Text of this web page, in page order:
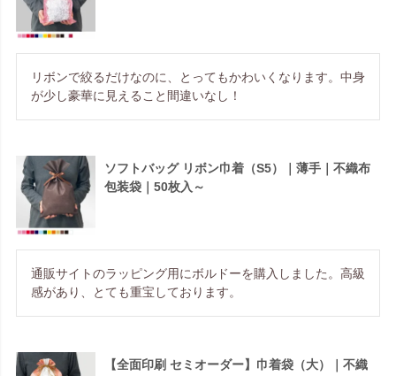
リボンで絞るだけなのに、とってもかわいくなります。中身
が少し豪華に見えること間違いなし！
ソフトバッグ リボン巾着（S5）｜薄手｜不織布
包装袋｜50枚入～
通販サイトのラッピング用にボルドーを購入しました。高級
感があり、とても重宝しております。
【全面印刷 セミオーダー】巾着袋（大）｜不織